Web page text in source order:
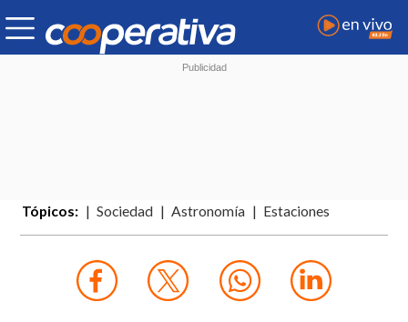
Tópicos: Sociedad Astronomía Estaciones